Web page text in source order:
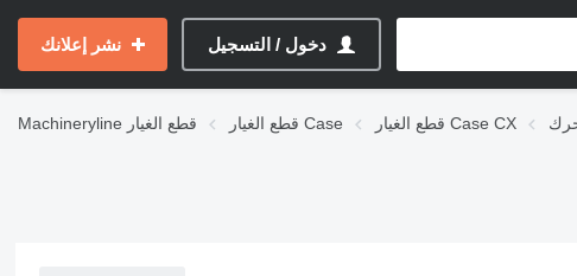
دخول / التسجيل نشر إعلانك
Machineryline قطع الغيار قطع الغيار Case قطع الغيار Case CX